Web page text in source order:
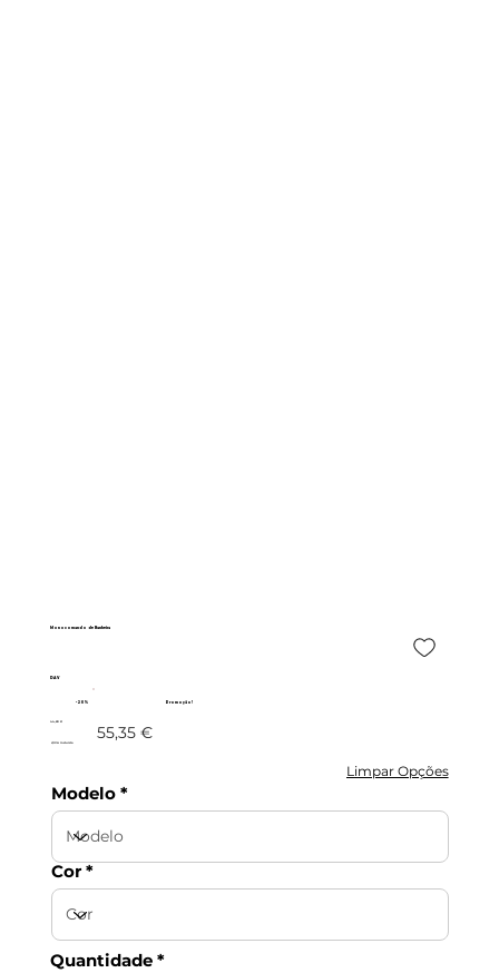
Monocomando de Banheira
DAV
Promoção!
- 20%
44,28 € 55,35 €
c/IVA incluído
Limpar Opções
Modelo
Cor
Quantidade